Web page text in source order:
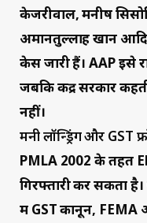
केजरीवाल, मनीष
अमानतुल्लाह खान
केस जारी हैं। AAP इसे
जबकि केंद्र सरकार
नहीं।
मनी लॉन्ड्रिंग और GST
PMLA 2002 के तहत
गिरफ्तारी कर सकता
में GST कानून, FEMA